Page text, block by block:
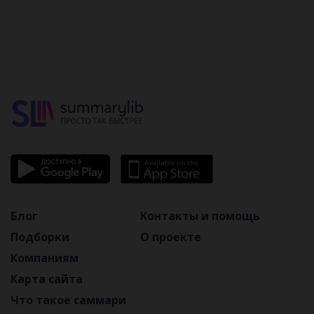
Блог
Подборки
Компаниям
Карта сайта
Что такое саммари
Контакты и помощь
О проекте